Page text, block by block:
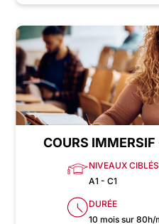
COURS
NIVEAUX CIBLÉS
A1 - C1
DURÉE
10 mois sur 80h/